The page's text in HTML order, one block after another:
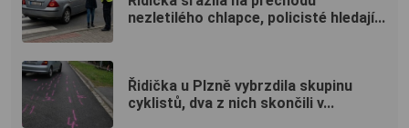
nezletilého chlapce, policisté hledají...
Řidička u Plzně vybrzdila skupinu
cyklistů, dva z nich skončili v...